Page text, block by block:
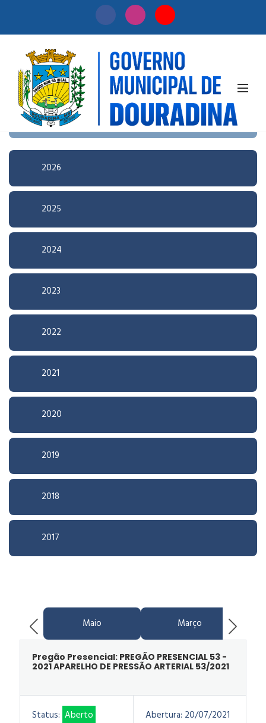
Início / Licitação
Pesquisa Avançada
2026
2025
2024
2023
2022
2021
2020
2019
2018
2017
Maio Março
Pregão Presencial: PREGÃO PRESENCIAL 53 -
2021 APARELHO DE PRESSÃO ARTERIAL 53/2021
Status: Aberto Abertura: 20/07/2021